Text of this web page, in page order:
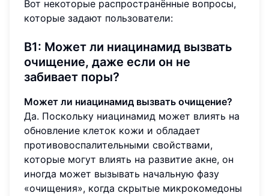
Вот некоторые распространённые вопросы,
которые задают пользователи:
В1: Может ли ниацинамид вызвать
очищение, даже если он не
забивает поры?
Может ли ниацинамид вызвать очищение?
Да. Поскольку ниацинамид может влиять на
обновление клеток кожи и обладает
противовоспалительными свойствами,
которые могут влиять на развитие акне, он
иногда может вызывать начальную фазу
«очищения», когда скрытые микрокомедоны